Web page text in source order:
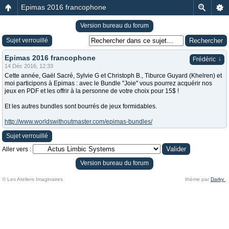
Epimas 2016 francophone
Version bureau du forum
Sujet verrouillé
Frédéric ↓
Epimas 2016 francophone
14 Déc 2016, 12:33
Cette année, Gaël Sacré, Sylvie G et Christoph B., Tiburce Guyard (Khelren) et
moi participons à Epimas : avec le Bundle "Joie" vous pourrez acquérir nos
jeux en PDF et les offrir à la personne de votre choix pour 15$ !
Et les autres bundles sont bourrés de jeux formidables.
http://www.worldswithoutmaster.com/epimas-bundles/
Sujet verrouillé
Aller vers :
Version bureau du forum
© Les Ateliers Imaginaires thème par Darky